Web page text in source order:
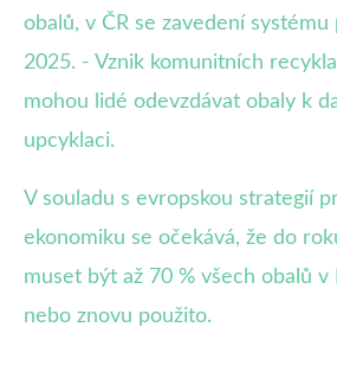
obalů, v ČR se zavedení
2025. - Vznik komunitních
mohou lidé odevzdávat obaly k
upcyklaci.
V souladu s evropskou strategií
ekonomiku se očekává, že do
muset být až 70 % všech obalů v
nebo znovu použito.